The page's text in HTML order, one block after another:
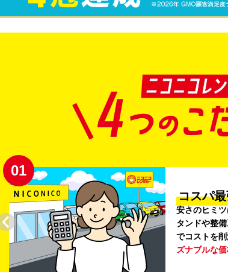
02
プロ品
ご利用のた
掃・除菌 を
ける車内環